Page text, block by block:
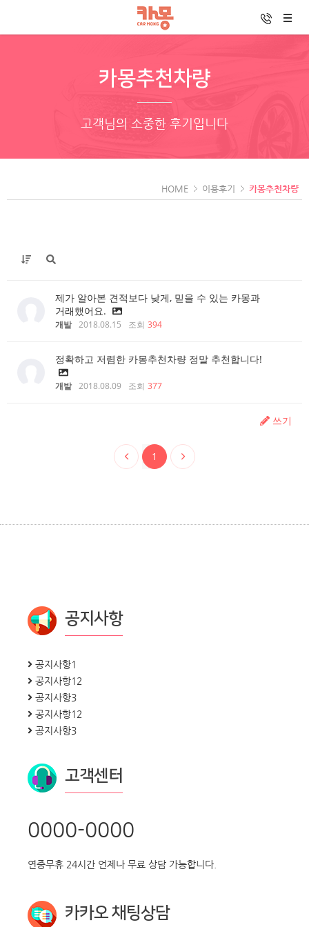
카몽추천차량
고객님의 소중한 후기입니다
HOME 이용후기 카몽추천차량
제가 알아본 견적보다 낮게, 믿을 수 있는 카몽과
거래했어요.
개발 2018.08.15 조회 394
정확하고 저렴한 카몽추천차량 정말 추천합니다!
개발 2018.08.09 조회 377
쓰기
1
공지사항
공지사항1
공지사항12
공지사항3
공지사항12
공지사항3
고객센터
0000-0000
연중무휴 24시간 언제나 무료 상담 가능합니다.
카카오 채팅상담